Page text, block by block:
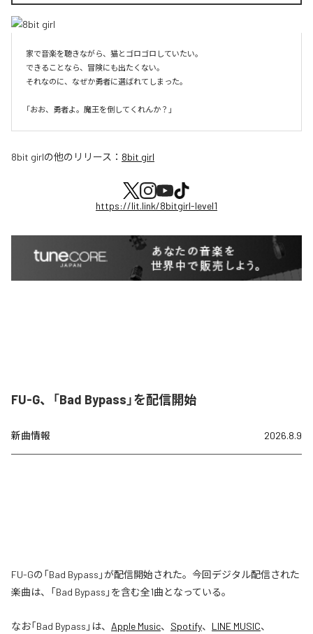
家で音楽を聴きながら、猫とゴロゴロしていたい。
できることなら、冒険にも出たくない。
それなのに、なぜか勇者に選ばれてしまった。
8bit girlの他のリリース： 8bit girl
https://lit.link/8bitgirl-level1
FU-G、「Bad Bypass」を配信開始
新曲情報 2026.8.9
FU-Gの「Bad Bypass」が配信開始された。今回デジタル配信された
楽曲は、「Bad Bypass」を含む全1曲となっている。
なお「Bad Bypass 」は、 Apple Music、 Spotify、 LINE MUSIC、